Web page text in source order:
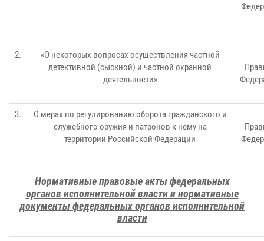
2.
«О некоторых вопросах осуществления частной
детективной (сыскной) и частной охранной
деятельности»
3.
О мерах по регулированию оборота гражданского и
служебного оружия и патронов к нему на
территории Российской Федерации
Нормативные правовые акты федеральных
органов исполнительной власти и нормативные
документы федеральныхорганов исполнительной
власти